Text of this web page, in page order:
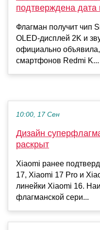
подтверждена дата
Флагман получит чип
OLED-дисплей 2K и
официально
смартфонов Redmi K...
10:00, 17 Сен
Дизайн
раскрыт
Xiaomi ранее
17, Xiaomi 17 Pro и
линейки Xiaomi 16.
флагманской сери...